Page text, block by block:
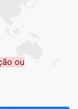
ou